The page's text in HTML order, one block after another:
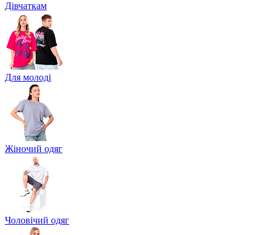
Дівчаткам
Для молоді
Жіночий одяг
Чоловічий одяг